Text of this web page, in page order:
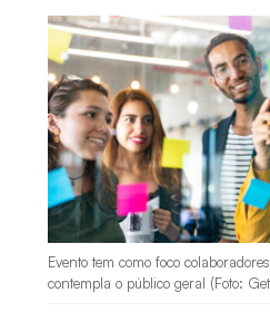
Evento tem como foco
contempla o público geral (Foto: